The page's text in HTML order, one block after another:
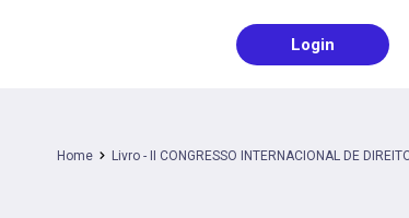
Login
Home Livro - II CONGRESSO INTERNACIONAL DE